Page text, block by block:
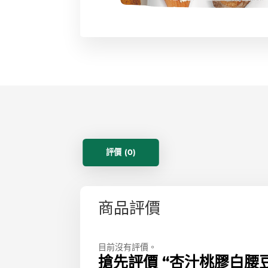
評價 (0)
商品評價
目前沒有評價。
搶先評價 “杏汁桃膠白腰